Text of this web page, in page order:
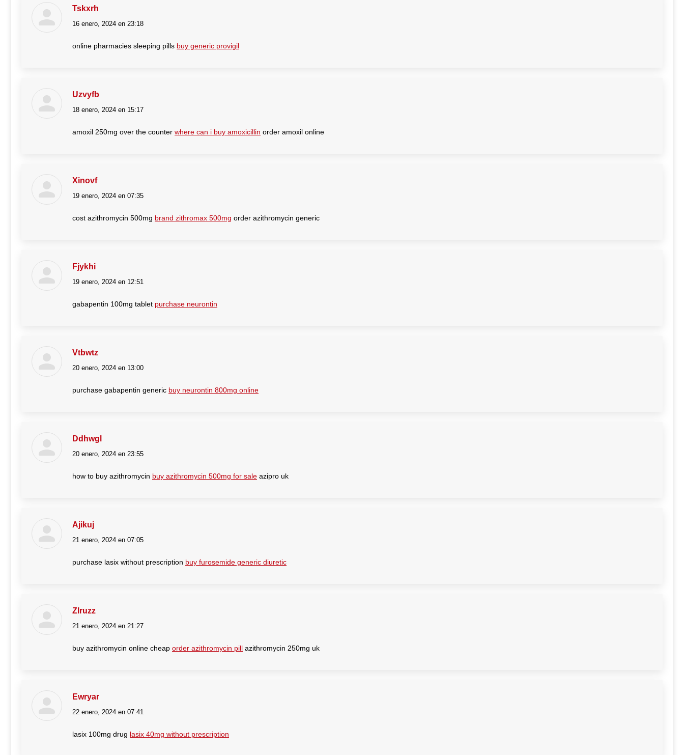
Tskxrh
dice:
16 enero, 2024 en 23:18
online pharmacies sleeping pills buy generic provigil
Uzvyfb
dice:
18 enero, 2024 en 15:17
amoxil 250mg over the counter where can i buy amoxicillin order amoxil online
Xinovf
dice:
19 enero, 2024 en 07:35
cost azithromycin 500mg brand zithromax 500mg order azithromycin generic
Fjykhi
dice:
19 enero, 2024 en 12:51
gabapentin 100mg tablet purchase neurontin
Vtbwtz
dice:
20 enero, 2024 en 13:00
purchase gabapentin generic buy neurontin 800mg online
Ddhwgl
dice:
20 enero, 2024 en 23:55
how to buy azithromycin buy azithromycin 500mg for sale azipro uk
Ajikuj
dice:
21 enero, 2024 en 07:05
purchase lasix without prescription buy furosemide generic diuretic
Zlruzz
dice:
21 enero, 2024 en 21:27
buy azithromycin online cheap order azithromycin pill azithromycin 250mg uk
Ewryar
dice:
22 enero, 2024 en 07:41
lasix 100mg drug lasix 40mg without prescription